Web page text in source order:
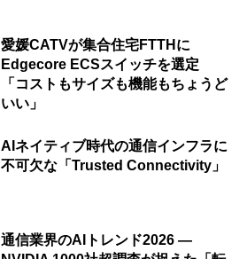
愛媛CATVが集合住宅FTTHに
Edgecore ECSスイッチを選定
「コストもサイズも機能もちょうど
いい」
AIネイティブ時代の通信インフラに
不可欠な「Trusted Connectivity」
通信業界のAIトレンド2026 ―